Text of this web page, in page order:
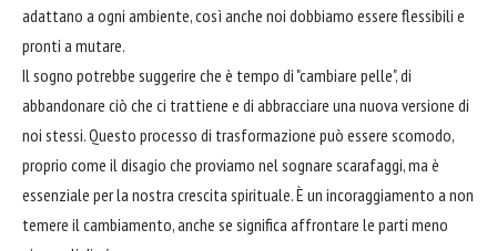
adattano a ogni ambiente, così anche noi dobbiamo essere flessibili e
pronti a mutare.
Il sogno potrebbe suggerire che è tempo di "cambiare pelle", di
abbandonare ciò che ci trattiene e di abbracciare una nuova versione di
noi stessi. Questo processo di trasformazione può essere scomodo,
proprio come il disagio che proviamo nel sognare scarafaggi, ma è
essenziale per la nostra crescita spirituale. È un incoraggiamento a non
temere il cambiamento, anche se significa affrontare le parti meno